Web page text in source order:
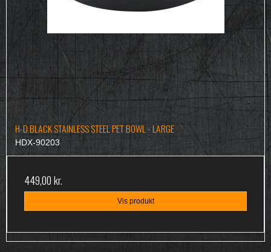
H-D BLACK STAINLESS STEEL PET BOWL - LARGE
HDX-90203
449,00 kr.
Vis produkt